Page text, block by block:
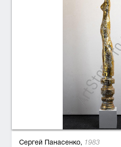
Сергей Панасенко, 1983